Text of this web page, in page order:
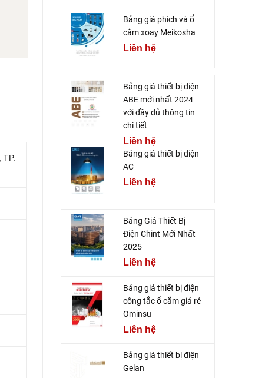
Bảng giá phích và ổ
cắm xoay Meikosha
Liên hệ
Bảng giá thiết bị điện
ABE mới nhất 2024
với đầy đủ thông tin
chi tiết
Liên hệ
Bảng giá thiết bị điện
AC
Liên hệ
Bảng Giá Thiết Bị
Điện Chint Mới Nhất
2025
Liên hệ
Bảng giá thiết bị điện
công tắc ổ cắm giá rẻ
Ominsu
Liên hệ
Bảng giá thiết bị điện
Gelan